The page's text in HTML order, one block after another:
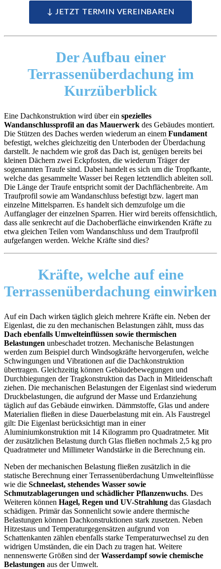
↓ JETZT TERMIN VEREINBAREN
Der Aufbau einer
Terrassenüberdachung im
Kurzüberblick
Eine Dachkonstruktion wird über ein spezielles
Wandanschlussprofil an das Mauerwerk des Gebäudes montiert.
Die Stützen des Daches werden wiederum an einem Fundament
befestigt, welches gleichzeitig den Unterboden der Überdachung
darstellt. Je nachdem wie groß das Dach ist, genügen bereits bei
kleinen Dächern zwei Eckpfosten, die wiederum Träger der
sogenannten Traufe sind. Dabei handelt es sich um die Tropfkante,
welche das gesammelte Wasser bei Regen letztendlich ableiten soll.
Die Länge der Traufe entspricht somit der Dachflächenbreite. Am
Traufprofil sowie am Wandanschluss befestigt bzw. lagert man
einzelne Mittelsparren. Es handelt sich demzufolge um die
Auffanglager der einzelnen Sparren. Hier wird bereits offensichtlich,
dass alle senkrecht auf die Dachoberfläche einwirkenden Kräfte zu
etwa gleichen Teilen vom Wandanschluss und dem Traufprofil
aufgefangen werden. Welche Kräfte sind dies?
Kräfte, welche auf eine
Terrassenüberdachung einwirken
Auf ein Dach wirken täglich gleich mehrere Kräfte ein. Neben der
Eigenlast, die zu den mechanischen Belastungen zählt, muss das
Dach ebenfalls Umwelteinflüssen sowie thermischen
Belastungen unbeschadet trotzen. Mechanische Belastungen
werden zum Beispiel durch Windsogkräfte hervorgerufen, welche
Schwingungen und Vibrationen auf die Dachkonstruktion
übertragen. Gleichzeitig können Gebäudebewegungen und
Durchbiegungen der Tragkonstruktion das Dach in Mitleidenschaft
ziehen. Die mechanischen Belastungen der Eigenlast sind wiederum
Druckbelastungen, die aufgrund der Masse und Erdanziehung
täglich auf das Gebäude einwirken. Dämmstoffe, Glas und andere
Materialien fließen in diese Dauerbelastung mit ein. Als Faustregel
gilt: Die Eigenlast berücksichtigt man in einer
Aluminiumkonstruktion mit 14 Kilogramm pro Quadratmeter. Mit
der zusätzlichen Belastung durch Glas fließen nochmals 2,5 kg pro
Quadratmeter und Millimeter Wandstärke in die Berechnung ein.
Neben der mechanischen Belastung fließen zusätzlich in die
statische Berechnung einer Terrassenüberdachung Umwelteinflüsse
wie die Schneelast, stehendes Wasser sowie
Schmutzablagerungen und schädlicher Pflanzenwuchs. Des
Weiteren können Hagel, Regen und UV-Strahlung das Glasdach
schädigen. Primär das Sonnenlicht sowie andere thermische
Belastungen können Dachkonstruktionen stark zusetzen. Neben
Hitzestaus und Temperaturgegensätzen aufgrund von
Schattenkanten zählen ebenfalls starke Temperaturwechsel zu den
widrigen Umständen, die ein Dach zu tragen hat. Weitere
nennenswerte Größen sind derWasserdampf sowie chemische
Belastungen aus der Umwelt.